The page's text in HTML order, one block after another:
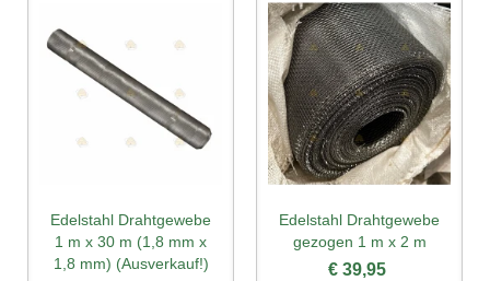
Edelstahl Drahtgewebe
1 m x 30 m (1,8 mm x
1,8 mm) (Ausverkauf!)
Edelstahl Drahtgewebe
gezogen 1 m x 2 m
€ 39,95